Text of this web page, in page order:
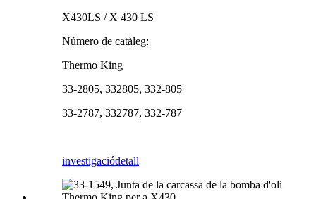
X430LS / X 430 LS
Número de catàleg:
Thermo King
33-2805, 332805, 332-805
33-2787, 332787, 332-787
investigaciódetall